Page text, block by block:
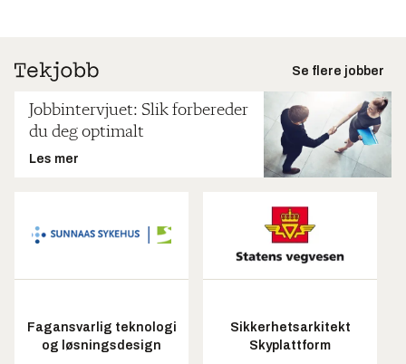
Se flere jobber
Jobbintervjuet: Slik forbereder
du deg optimalt
Les mer
Fagansvarlig teknologi
og løsningsdesign
Sikkerhetsarkitekt
Skyplattform